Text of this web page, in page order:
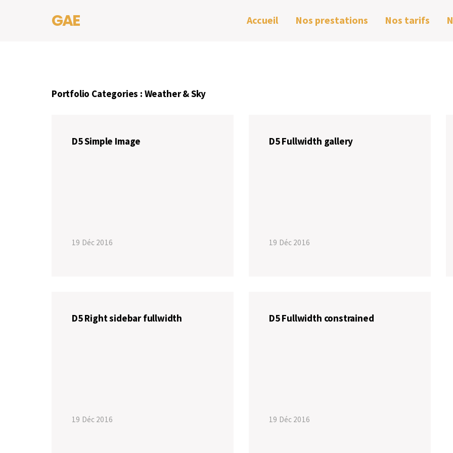
GAE Accueil Nos prestations Nos tarifs
Portfolio Categories : Weather & Sky
D5 Simple Image
19 Déc 2016
D5 Fullwidth gallery
19 Déc 2016
D5 Right sidebar fullwidth
19 Déc 2016
D5 Fullwidth constrained
19 Déc 2016